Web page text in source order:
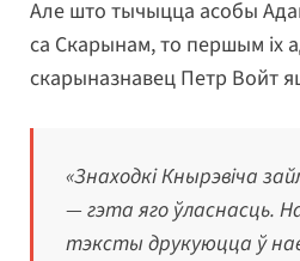
Але што тычыцца асобы
са Скарынам, то першым іх
скарыназнавец Петр Войт
«Знаходкі Кнырэвіча
— гэта яго ўласнасць.
тэксты друкуюцца ў